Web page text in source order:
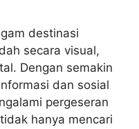
destinasi
secara visual,
Dengan semakin
dan sosial
pergeseran
hanya mencari